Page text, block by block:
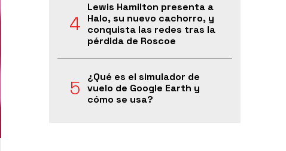
Lewis Hamilton presenta a
Halo, su nuevo cachorro, y
conquista las redes tras la
pérdida de Roscoe
¿Qué es el simulador de
vuelo de Google Earth y
cómo se usa?